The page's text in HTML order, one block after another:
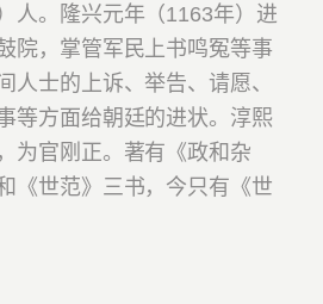
人。隆兴元年（1163年）进
院，掌管军民上书鸣冤等事
人士的上诉、举告、请愿、
等方面给朝廷的进状。淳熙
为官刚正。著有《政和杂
《世范》三书，今只有《世